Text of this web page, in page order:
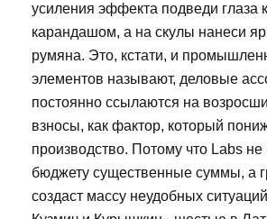
усиления эффекта подведи глаза
карандашом, а на скулы нанеси
румяна. Это, кстати, и
элементов называют, деловые
постоянно ссылаются на
взносы, как фактор, который
производство. Потому что Labs не
бюджету существенные суммы, а
создаст массу неудобных